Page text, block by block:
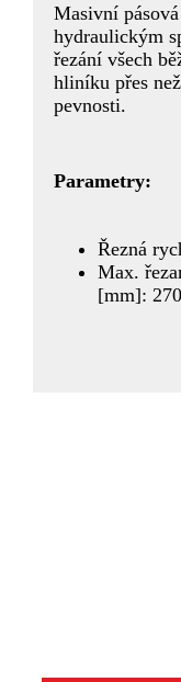
Masivní
hydraulickým
řezání všech
hliníku přes
pevnosti.
Parametry:
Řezná
Max.
[mm]: